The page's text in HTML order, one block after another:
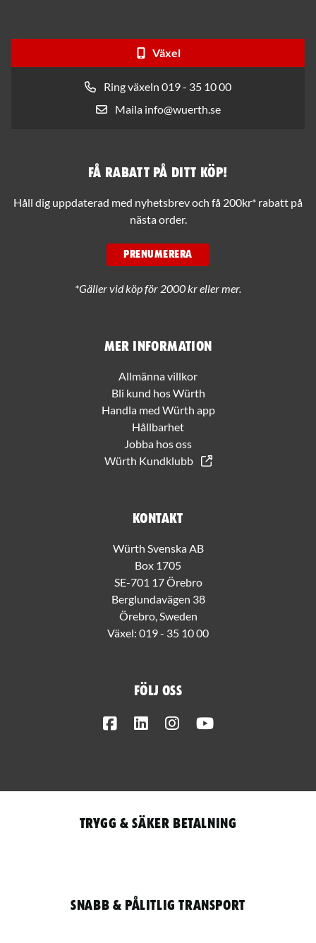
Växel
Ring växeln 019 - 35 10 00
Maila info@wuerth.se
Mer information
Allmänna villkor
Bli kund hos Würth
Handla med Würth app
Hållbarhet
Jobba hos oss
Würth Kundklubb
Kontakt
Würth Svenska AB
Box 1705
SE-701 17 Örebro
Berglundavägen 38
Örebro, Sweden
Växel: 019 - 35 10 00
Följ oss
FacebookLinkedInInstagram
Få rabatt på ditt köp!
Håll dig uppdaterad med nyhetsbrev och få 200kr* rabatt på
nästa order.
PRENUMERERA
*Gäller vid köp för 2000 kr eller mer.
Trygg & säker betalning
Snabb & pålitlig transport